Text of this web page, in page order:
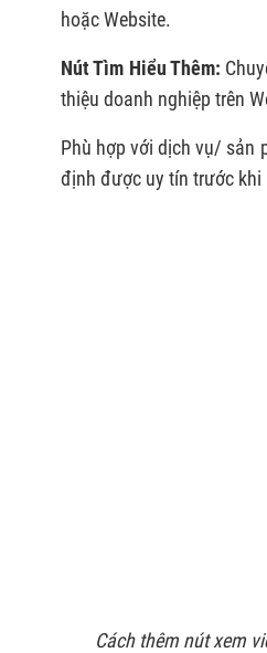
hoặc Website.
Nút Tìm Hiểu Thêm:
thiệu doanh nghiệp trên
Phù hợp với dịch vụ/ sản
định được uy tín trước khi
Cách thêm nút xem